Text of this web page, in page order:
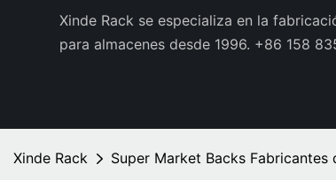
Xinde Rack se especializa en la
para almacenes desde 1996. +86 158
Xinde Rack Super Market Backs Fabricantes